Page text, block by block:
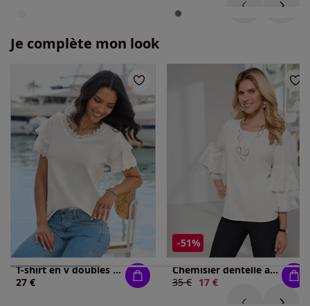
Je complète mon look
T-shirt en v doubles manches chauve-souris
27 €
-51%
Chemisier dentelle aux manches
Ancien prix :
35 € Nouveau prix :
17 €